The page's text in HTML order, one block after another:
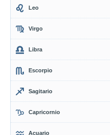
Leo
Virgo
Libra
Escorpio
Sagitario
Capricornio
Acuario